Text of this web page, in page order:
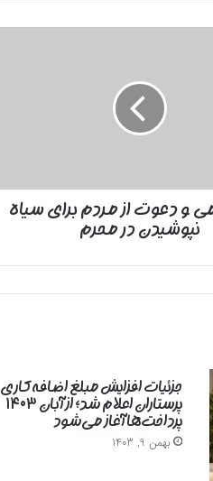
و دعوت از مردم برای سیاه
نپوشیدن در محرم
جزئیات افزایش مبلغ اضافه‌کاری
پرستاران اعلام شد؛ از آبان ۱۴۰۳
پرداخت‌ها آغاز می‌شود
بهمن 9, 1403